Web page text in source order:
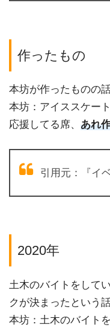
作ったもの
本坊が作ったものの
本坊：アイススケー
応援してる席、 あれ
引用元：『イ
2020年
土木のバイトをして
クが決まったという
本坊：土木のバイト